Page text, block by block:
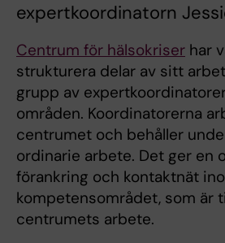
expertkoordinatorn
Centrum för hälsokriser har
strukturera delar av sitt
grupp av
områden. Koordinatorerna
centrumet och behåller
ordinarie arbete. Det ger en
förankring och kontaktnät
kompetensområdet, som är
centrumets arbete.